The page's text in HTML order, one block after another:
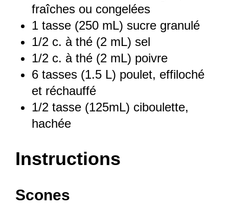
fraîches ou congelées
1 tasse (250 mL) sucre granulé
1/2 c. à thé (2 mL) sel
1/2 c. à thé (2 mL) poivre
6 tasses (1.5 L) poulet, effiloché
et réchauffé
1/2 tasse (125mL) ciboulette,
hachée
Instructions
Scones